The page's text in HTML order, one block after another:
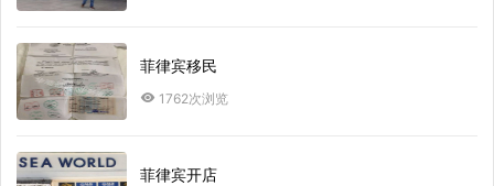
菲律宾移民
1762次浏览
菲律宾开店